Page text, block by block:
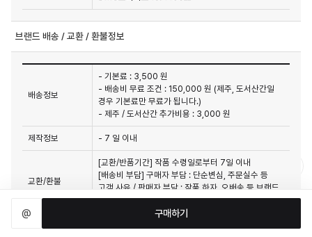
@ 구매하기
브랜드 배송 / 교환 / 환불정보
배송정보
- 기본료 : 3,500 원
- 배송비 무료 조건 : 150,000 원 (제주, 도서산간일
경우 기본료만 무료가 됩니다.)
- 제주 / 도서산간 추가비용 : 3,000 원
제작정보 - 7 일 이내
교환/환불
[교환/반품기간] 작품 수령일로부터 7일 이내
[배송비 부담] 구매자 부담 : 단순변심, 주문실수 등
고객 사유 / 판매자 부담 : 작품 하자, 오배송 등 브랜드
사유